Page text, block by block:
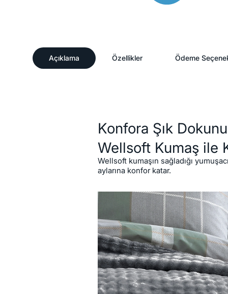
Açıklama Özellikler Ödeme
Konfora Şık
Wellsoft Kumaş ile
Wellsoft kumaşın sağladığı
aylarına konfor katar.